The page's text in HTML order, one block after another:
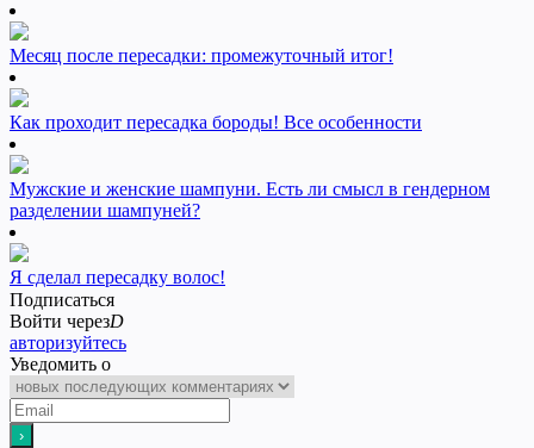
Месяц после пересадки: промежуточный итог!
Как проходит пересадка бороды! Все особенности
Мужские и женские шампуни. Есть ли смысл в гендерном
разделении шампуней?
Я сделал пересадку волос!
Подписаться
Войти черезD
авторизуйтесь
Уведомить о